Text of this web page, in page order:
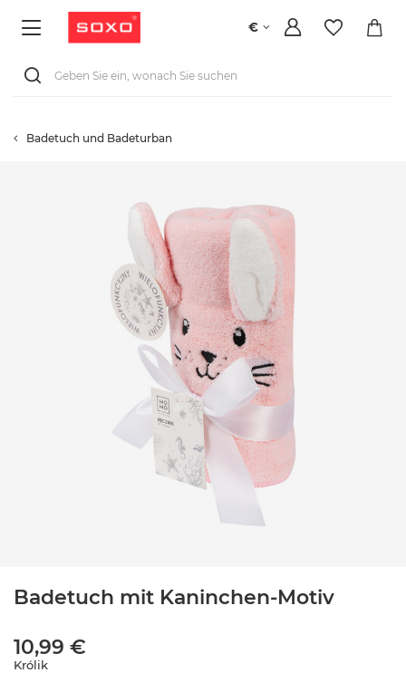
€
Badetuch und Badeturban
Badetuch mit Kaninchen-Motiv
10,99 €
Królik